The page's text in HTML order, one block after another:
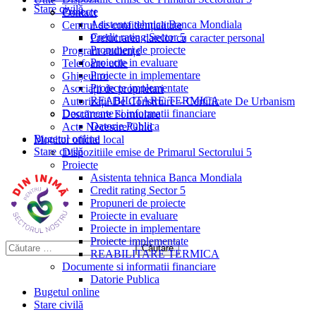
Stare civilă
Proiecte
Asistenta tehnica Banca Mondiala
Credit rating Sector 5
Propuneri de proiecte
Proiecte in evaluare
Proiecte in implementare
Proiecte implementate
REABILITARE TERMICA
Documente si informatii financiare
Datorie Publica
Bugetul online
Stare civilă
Contact
Centrul de confidențialitate
Prelucrarea datelor cu caracter personal
Program audiențe
Telefoane utile
Ghișeul.ro
Asociații de proprietari
Autorizații De Construire – Certificate De Urbanism
Descărcare Formulare
Acte Necesare/Ghid
Monitor oficial local
Dispozitiile emise de Primarul Sectorului 5
Proiecte
Asistenta tehnica Banca Mondiala
Credit rating Sector 5
Propuneri de proiecte
Proiecte in evaluare
Proiecte in implementare
Proiecte implementate
REABILITARE TERMICA
Documente si informatii financiare
Datorie Publica
Bugetul online
Stare civilă